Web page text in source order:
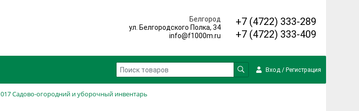
Белгород
ул. Белгородского Полка, 34
info@f1000m.ru
+7 (4722) 333-289
+7 (4722) 333-409
Вход/ Регистрация
017 Садово-огородний и уборочный инвентарь